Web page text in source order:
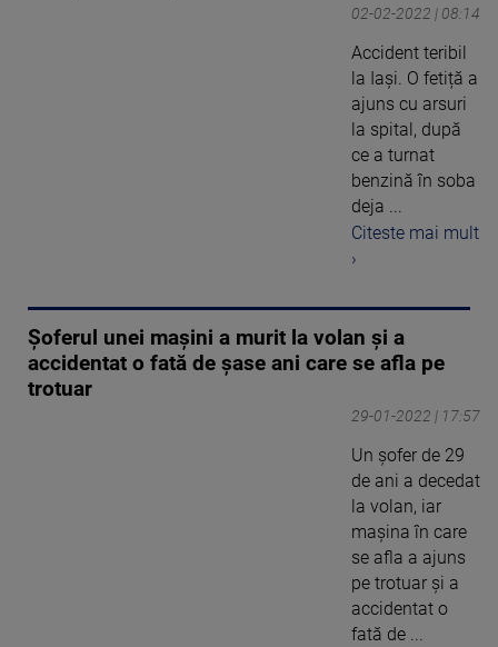
02-02-2022 | 08:14
Accident teribil
la Iași. O fetiță a
ajuns cu arsuri
la spital, după
ce a turnat
benzină în soba
deja ...
Citeste mai mult
›
Şoferul unei maşini a murit la volan şi a
accidentat o fată de şase ani care se afla pe
trotuar
29-01-2022 | 17:57
Un şofer de 29
de ani a decedat
la volan, iar
maşina în care
se afla a ajuns
pe trotuar şi a
accidentat o
fată de ...